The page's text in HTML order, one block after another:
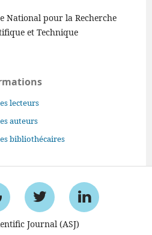
National pour la Recherche
et Technique
lecteurs
auteurs
bibliothécaires
Journal (ASJ)